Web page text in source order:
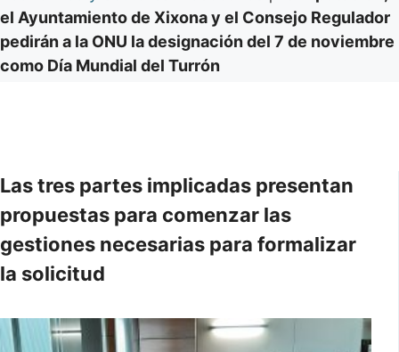
el Ayuntamiento de Xixona y el Consejo Regulador
pedirán a la ONU la designación del 7 de noviembre
como Día Mundial del Turrón
Las tres partes implicadas presentan
propuestas para comenzar las
gestiones necesarias para formalizar
la solicitud